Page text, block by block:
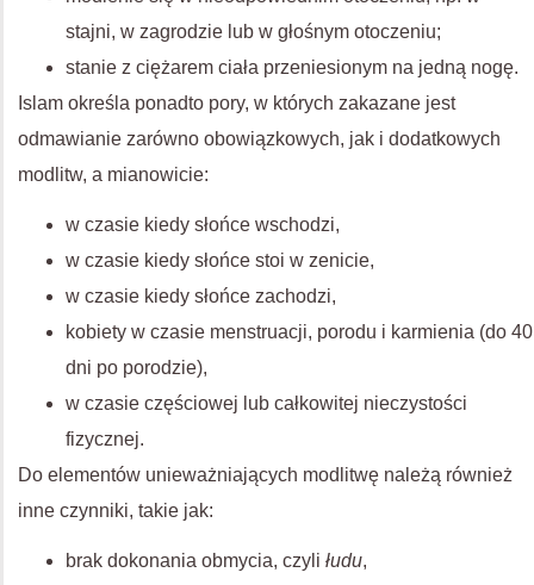
stajni, w zagrodzie lub w głośnym otoczeniu;
stanie z ciężarem ciała przeniesionym na jedną nogę.
Islam określa ponadto pory, w których zakazane jest
odmawianie zarówno obowiązkowych, jak i dodatkowych
modlitw, a mianowicie:
w czasie kiedy słońce wschodzi,
w czasie kiedy słońce stoi w zenicie,
w czasie kiedy słońce zachodzi,
kobiety w czasie menstruacji, porodu i karmienia (do 40
dni po porodzie),
w czasie częściowej lub całkowitej nieczystości
fizycznej.
Do elementów unieważniających modlitwę należą również
inne czynniki, takie jak:
brak dokonania obmycia, czyli łudu,